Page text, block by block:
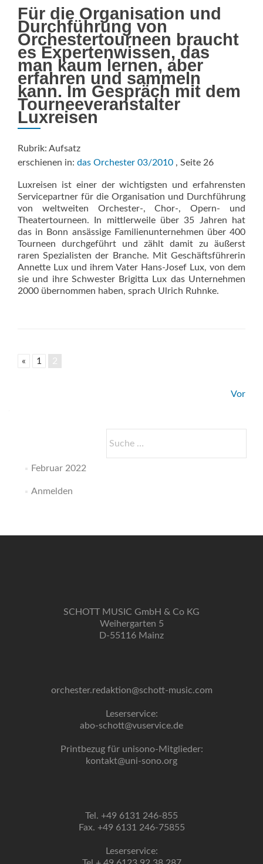
Für die Organisation und
Durchführung von
Orchestertourneen braucht
es Expertenwissen, das
man kaum lernen, aber
erfahren und sammeln
kann. Im Gespräch mit dem
Tourneeveranstalter
Luxreisen
Rubrik: Aufsatz
erschienen in: das Orchester 03/2010 , Seite 26
Luxreisen ist einer der wichtigsten und erfahrensten
Servicepartner für die Organisation und Durchführung
von weltweiten Orchester-, Chor-, Opern- und
Theatertourneen. In mittlerweile über 35 Jahren hat
das in Bonn ansässige Familienunternehmen über 400
Tourneen durchgeführt und zählt damit zu äußerst
raren Spezialisten der Branche. Mit Geschäftsführerin
Annette Lux und ihrem Vater Hans-Josef Lux, von dem
sie und ihre Schwester Brigitta Lux das Unternehmen
2000 übernommen haben, sprach Ulrich Ruhnke.
« 1 2
Vor
nach:
Februar 2022
Anmelden
SCHOTT MUSIC GmbH & Co KG
Weihergarten 5
D-55116 Mainz
orchester.redaktion@schott-music.com
Leserservice:
abo-schott@vuservice.de
Printbezug für unisono-Mitglieder:
kontakt@uni-sono.org
Tel. +49 6131 246-855
Fax. +49 6131 246-75855
Leserservice: